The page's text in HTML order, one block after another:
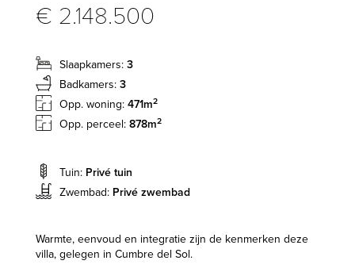
€ 2.148.500
Slaapkamers: 3
Badkamers: 3
Opp. woning: 471m2
Opp. perceel: 878m2
Tuin: Privé tuin
Zwembad: Privé zwembad
Warmte, eenvoud en integratie zijn de kenmerken deze
villa, gelegen in Cumbre del Sol.